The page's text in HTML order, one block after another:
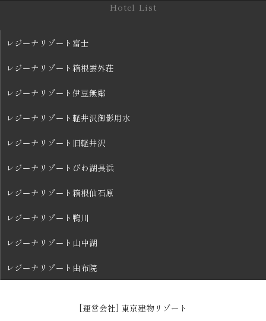
Hotel List
レジーナリゾート富士
レジーナリゾート箱根雲外荘
レジーナリゾート伊豆無鄰
レジーナリゾート軽井沢御影用水
レジーナリゾート旧軽井沢
レジーナリゾートびわ湖長浜
レジーナリゾート箱根仙石原
レジーナリゾート鴨川
レジーナリゾート山中湖
レジーナリゾート由布院
[運営会社] 東京建物リゾート